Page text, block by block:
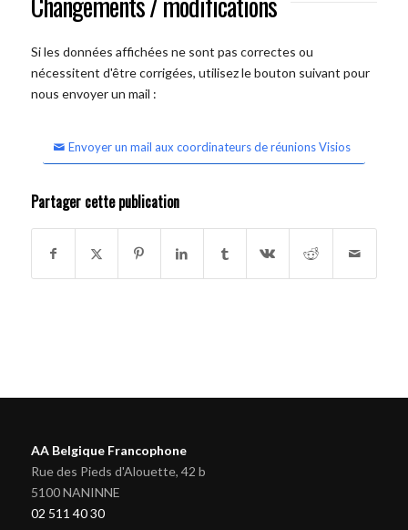
Si les données affichées ne sont pas correctes ou
nécessitent d'être corrigées, utilisez le bouton suivant pour
nous envoyer un mail :
Envoyer un mail aux coordinateurs de réunions Visios
Partager cette publication
AA Belgique Francophone
Rue des Pieds d'Alouette, 42 b
5100 NANINNE
02 511 40 30